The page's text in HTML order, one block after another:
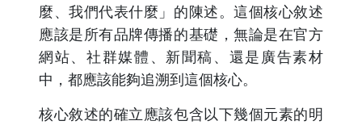
麼、我們代表什麼」的陳述。這個核心敘述
應該是所有品牌傳播的基礎，無論是在官方
網站、社群媒體、新聞稿、還是廣告素材
中，都應該能夠追溯到這個核心。
核心敘述的確立應該包含以下幾個元素的明